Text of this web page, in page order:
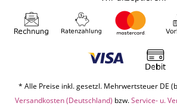
* Alle Preise inkl. gesetzl. Mehrwertsteuer DE
Versandkosten (Deutschland) bzw.Service- u.